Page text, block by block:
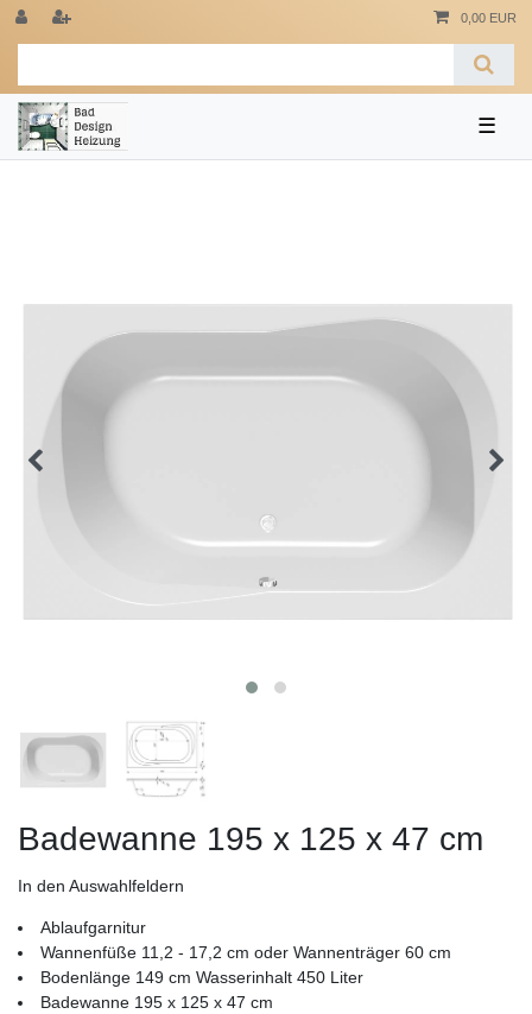
0,00 EUR
☰
Badewanne 195 x 125 x 47 cm
In den Auswahlfeldern
Ablaufgarnitur
Wannenfüße 11,2 - 17,2 cm oder Wannenträger 60 cm
Bodenlänge 149 cm Wasserinhalt 450 Liter
Badewanne 195 x 125 x 47 cm